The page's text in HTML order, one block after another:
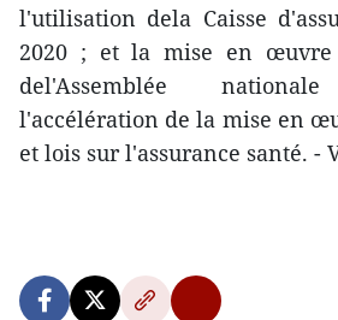
l'utilisation dela Caisse
2020 ; et la mise en
del'Assemblée
l'accélération de la mise en
et lois sur l'assurance santé. -